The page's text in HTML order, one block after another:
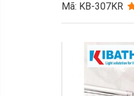
Mã: KB-307KR